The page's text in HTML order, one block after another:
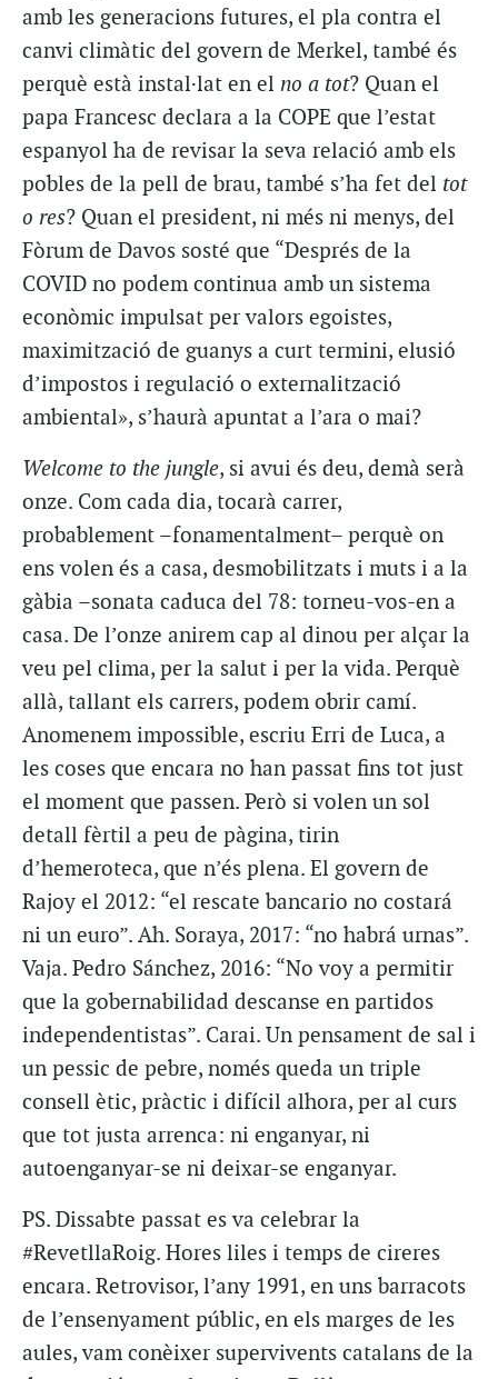
amb les generacions futures, el pla contra el
canvi climàtic del govern de Merkel, també és
perquè està instal·lat en el no a tot? Quan el
papa Francesc declara a la COPE que l’estat
espanyol ha de revisar la seva relació amb els
pobles de la pell de brau, també s’ha fet del tot
o res? Quan el president, ni més ni menys, del
Fòrum de Davos sosté que “Després de la
COVID no podem continua amb un sistema
econòmic impulsat per valors egoistes,
maximització de guanys a curt termini, elusió
d’impostos i regulació o externalització
ambiental», s’haurà apuntat a l’ara o mai?
Welcome to the jungle, si avui és deu, demà serà
onze. Com cada dia, tocarà carrer,
probablement –fonamentalment– perquè on
ens volen és a casa, desmobilitzats i muts i a la
gàbia –sonata caduca del 78: torneu-vos-en a
casa. De l’onze anirem cap al dinou per alçar la
veu pel clima, per la salut i per la vida. Perquè
allà, tallant els carrers, podem obrir camí.
Anomenem impossible, escriu Erri de Luca, a
les coses que encara no han passat fins tot just
el moment que passen. Però si volen un sol
detall fèrtil a peu de pàgina, tirin
d’hemeroteca, que n’és plena. El govern de
Rajoy el 2012: “el rescate bancario no costará
ni un euro”. Ah. Soraya, 2017: “no habrá urnas”.
Vaja. Pedro Sánchez, 2016: “No voy a permitir
que la gobernabilidad descanse en partidos
independentistas”. Carai. Un pensament de sal i
un pessic de pebre, només queda un triple
consell ètic, pràctic i difícil alhora, per al curs
que tot justa arrenca: ni enganyar, ni
autoenganyar-se ni deixar-se enganyar.
PS. Dissabte passat es va celebrar la
#RevetllaRoig. Hores liles i temps de cireres
encara. Retrovisor, l’any 1991, en uns barracots
de l’ensenyament públic, en els marges de les
aules, vam conèixer supervivents catalans de la